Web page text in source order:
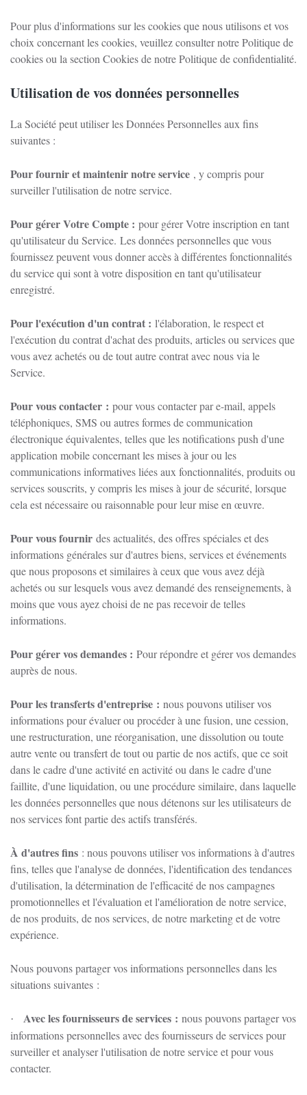
Pour plus d'informations sur les cookies que nous utilisons et vos
choix concernant les cookies, veuillez consulter notre Politique de
cookies ou la section Cookies de notre Politique de confidentialité.
Utilisation de vos données personnelles
La Société peut utiliser les Données Personnelles aux fins
suivantes :
Pour fournir et maintenir notre service , y compris pour
surveiller l'utilisation de notre service.
Pour gérer Votre Compte : pour gérer Votre inscription en tant
qu'utilisateur du Service. Les données personnelles que vous
fournissez peuvent vous donner accès à différentes fonctionnalités
du service qui sont à votre disposition en tant qu'utilisateur
enregistré.
Pour l'exécution d'un contrat : l'élaboration, le respect et
l'exécution du contrat d'achat des produits, articles ou services que
vous avez achetés ou de tout autre contrat avec nous via le
Service.
Pour vous contacter : pour vous contacter par e-mail, appels
téléphoniques, SMS ou autres formes de communication
électronique équivalentes, telles que les notifications push d'une
application mobile concernant les mises à jour ou les
communications informatives liées aux fonctionnalités, produits ou
services souscrits, y compris les mises à jour de sécurité, lorsque
cela est nécessaire ou raisonnable pour leur mise en œuvre.
Pour vous fournir des actualités, des offres spéciales et des
informations générales sur d'autres biens, services et événements
que nous proposons et similaires à ceux que vous avez déjà
achetés ou sur lesquels vous avez demandé des renseignements, à
moins que vous ayez choisi de ne pas recevoir de telles
informations.
Pour gérer vos demandes : Pour répondre et gérer vos demandes
auprès de nous.
Pour les transferts d'entreprise : nous pouvons utiliser vos
informations pour évaluer ou procéder à une fusion, une cession,
une restructuration, une réorganisation, une dissolution ou toute
autre vente ou transfert de tout ou partie de nos actifs, que ce soit
dans le cadre d'une activité en activité ou dans le cadre d'une
faillite, d'une liquidation, ou une procédure similaire, dans laquelle
les données personnelles que nous détenons sur les utilisateurs de
nos services font partie des actifs transférés.
À d'autres fins : nous pouvons utiliser vos informations à d'autres
fins, telles que l'analyse de données, l'identification des tendances
d'utilisation, la détermination de l'efficacité de nos campagnes
promotionnelles et l'évaluation et l'amélioration de notre service,
de nos produits, de nos services, de notre marketing et de votre
expérience.
Nous pouvons partager vos informations personnelles dans les
situations suivantes :
· Avec les fournisseurs de services : nous pouvons partager vos
informations personnelles avec des fournisseurs de services pour
surveiller et analyser l'utilisation de notre service et pour vous
contacter.